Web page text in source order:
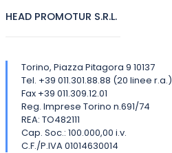
HEAD PROMOTUR S.R.L.
Torino, Piazza Pitagora 9 10137
Tel. +39 011.301.88.88 (20 linee r.a.)
Fax +39 011.309.12.01
Reg. Imprese Torino n.691/74
REA: TO482111
Cap. Soc.: 100.000,00 i.v.
C.F./P.IVA 01014630014